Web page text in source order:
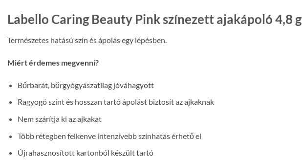
Labello Caring Beauty Pink színezett ajakápoló 4,8 g
Természetes hatású szín és ápolás egy lépésben.
Miért érdemes megvenni?
Bőrbarát, bőrgyógyászatilag jóváhagyott
Ragyogó színt és hosszan tartó ápolást biztosít az ajkaknak
Nem szárítja ki az ajkakat
Több rétegben felkenve intenzívebb színhatás érhető el
Újrahasznosított kartonból készült tartó